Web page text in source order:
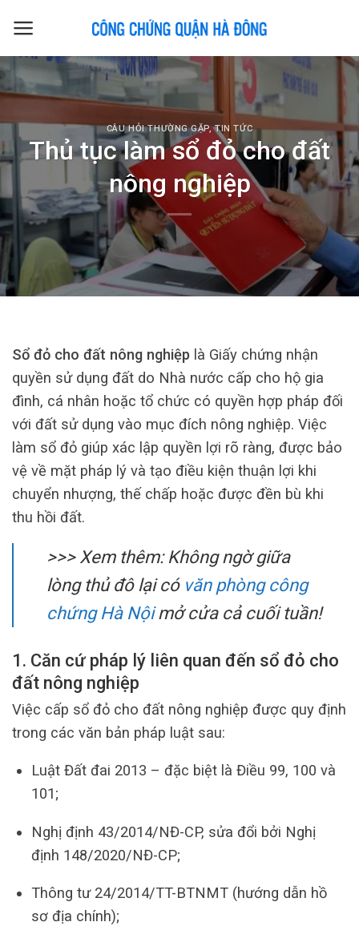
CÂU HỎI THƯỜNG GẶP,TIN TỨC
Thủ tục làm sổ đỏ cho đất
nông nghiệp
Sổ đỏ cho đất nông nghiệp là Giấy chứng nhận
quyền sử dụng đất do Nhà nước cấp cho hộ gia
đình, cá nhân hoặc tổ chức có quyền hợp pháp đối
với đất sử dụng vào mục đích nông nghiệp. Việc
làm sổ đỏ giúp xác lập quyền lợi rõ ràng, được bảo
vệ về mặt pháp lý và tạo điều kiện thuận lợi khi
chuyển nhượng, thế chấp hoặc được đền bù khi
thu hồi đất.
>>> Xem thêm: Không ngờ giữa
lòng thủ đô lại cóvăn phòng công
chứng Hà Nộimở cửa cả cuối tuần!
1. Căn cứ pháp lý liên quan đến sổ đỏ cho
đất nông nghiệp
Việc cấp sổ đỏ cho đất nông nghiệp được quy định
trong các văn bản pháp luật sau:
Luật Đất đai 2013 – đặc biệt là Điều 99, 100 và
101;
Nghị định 43/2014/NĐ-CP, sửa đổi bởi Nghị
định 148/2020/NĐ-CP;
Thông tư 24/2014/TT-BTNMT (hướng dẫn hồ
sơ địa chính);